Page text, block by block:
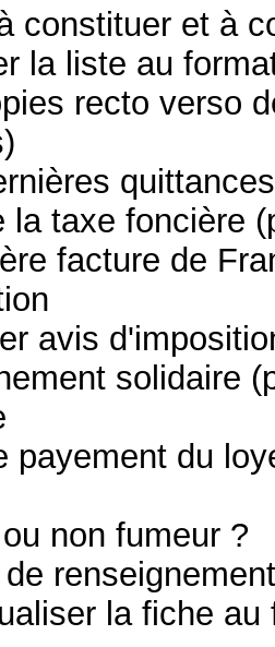
constituer et à
la liste au
recto verso
la taxe foncière
facture de
avis
solidaire
payement du
non fumeur ?
la fiche au